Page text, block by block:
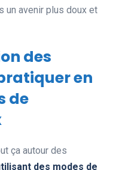
un avenir plus doux et
des
en
de
ça autour des
des modes de